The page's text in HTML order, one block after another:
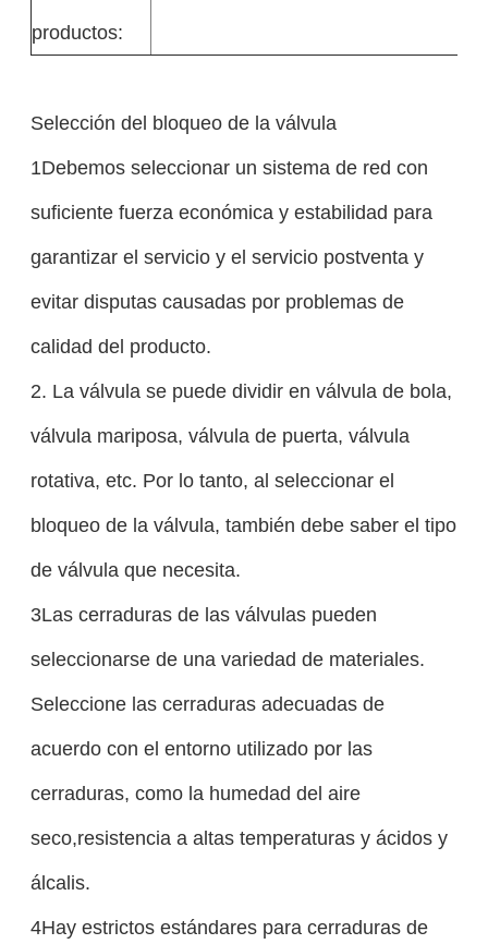
productos:
Selección del bloqueo de la válvula
1Debemos seleccionar un sistema de red con
suficiente fuerza económica y estabilidad para
garantizar el servicio y el servicio postventa y
evitar disputas causadas por problemas de
calidad del producto.
2. La válvula se puede dividir en válvula de bola,
válvula mariposa, válvula de puerta, válvula
rotativa, etc. Por lo tanto, al seleccionar el
bloqueo de la válvula, también debe saber el tipo
de válvula que necesita.
3Las cerraduras de las válvulas pueden
seleccionarse de una variedad de materiales.
Seleccione las cerraduras adecuadas de
acuerdo con el entorno utilizado por las
cerraduras, como la humedad del aire
seco,resistencia a altas temperaturas y ácidos y
álcalis.
4Hay estrictos estándares para cerraduras de